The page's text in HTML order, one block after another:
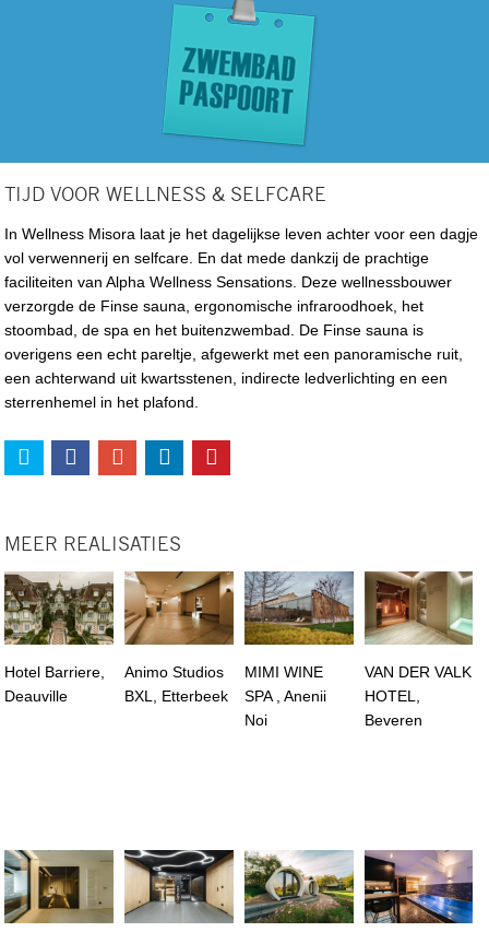
TIJD VOOR WELLNESS & SELFCARE
In Wellness Misora laat je het dagelijkse leven achter voor een dagje
vol verwennerij en selfcare. En dat mede dankzij de prachtige
faciliteiten van Alpha Wellness Sensations. Deze wellnessbouwer
verzorgde de Finse sauna, ergonomische infraroodhoek, het
stoombad, de spa en het buitenzwembad. De Finse sauna is
overigens een echt pareltje, afgewerkt met een panoramische ruit,
een achterwand uit kwartsstenen, indirecte ledverlichting en een
sterrenhemel in het plafond.
MEER REALISATIES
Hotel Barriere,
Deauville
Animo Studios
BXL, Etterbeek
MIMI WINE
SPA , Anenii
Noi
VAN DER VALK
HOTEL,
Beveren